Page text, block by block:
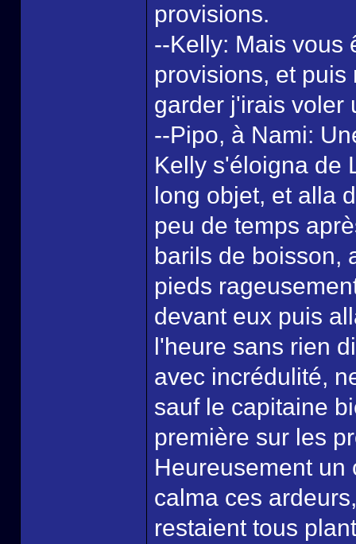
provisions.
--Kelly: Mais vous
provisions, et puis
garder j'irais voler
--Pipo, à Nami:
Kelly s'éloigna de
long objet, et alla
peu de temps
barils de boisson,
pieds
devant eux puis
l'heure sans rien
avec incrédulité,
sauf le capitaine
première sur les
Heureusement un
calma ces
restaient tous